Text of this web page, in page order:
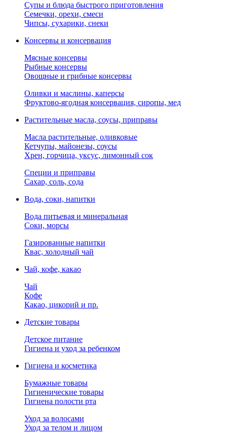
Супы и блюда быстрого приготовления
Семечки, орехи, смеси
Чипсы, сухарики, снеки
Консервы и консервация
Мясные консервы
Рыбные консервы
Овощные и грибные консервы
Оливки и маслины, каперсы
Фруктово-ягодная консервация, сиропы, мед
Растительные масла, соусы, приправы
Масла растительные, оливковые
Кетчупы, майонезы, соусы
Хрен, горчица, уксус, лимонный сок
Специи и приправы
Сахар, соль, сода
Вода, соки, напитки
Вода питьевая и минеральная
Соки, морсы
Газированные напитки
Квас, холодный чай
Чай, кофе, какао
Чай
Кофе
Какао, цикорий и пр.
Детские товары
Детское питание
Гигиена и уход за ребенком
Гигиена и косметика
Бумажные товары
Гигиенические товары
Гигиена полости рта
Уход за волосами
Уход за телом и лицом